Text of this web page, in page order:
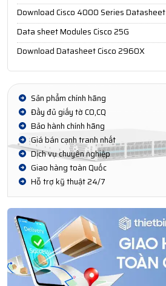
Download Cisco 4000 Series Datasheet
Data sheet Modules Cisco 25G
Download Datasheet Cisco 2960X
Sản phẩm chính hãng
Đầy đủ giấy tờ CO,CQ
Bảo hành chính hãng
Giá bán cạnh tranh nhất
Dịch vụ chuyên nghiệp
Giao hàng toàn Quốc
Hỗ trợ kỹ thuật 24/7